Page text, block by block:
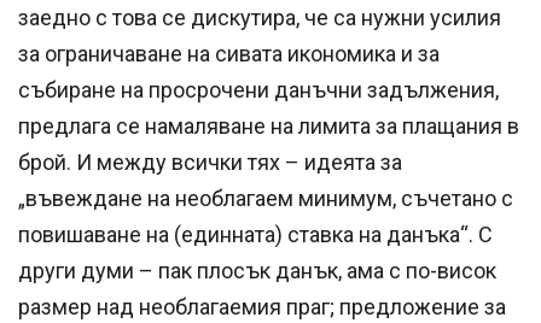
заедно с това се дискутира, че са нужни усилия
за ограничаване на сивата икономика и за
събиране на просрочени данъчни задължения,
предлага се намаляване на лимита за плащания в
брой. И между всички тях – идеята за
„въвеждане на необлагаем минимум, съчетано с
повишаване на (единната) ставка на данъка“. С
други думи – пак плосък данък, ама с по-висок
размер над необлагаемия праг; предложение за